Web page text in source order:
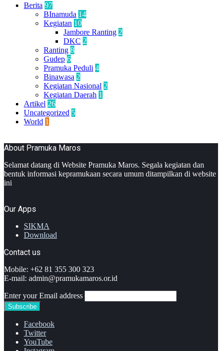
Berita 97
BInamuda 14
Kegiatan 10
Jambore Ranting 2
DKC 2
Ranting 8
Gudep 6
Pramuka Peduli 4
Binawasa 2
Kegiatan Nasional 2
Kegiatan Daerah 1
Artikel 26
Uncategorized 5
World 1
About Pramuka Maros
Selamat datang di Website Pramuka Maros. Segala kegiatan dan
bentuk informasi kepramukaan secara umum ditampilkan di website
ini
Our Apps
SIKMA
Download
Contact us
Mobile: +62 81 355 300 323
E-mail: admin@pramukamaros.or.id
Enter your Email address
Facebook
Twitter
YouTube